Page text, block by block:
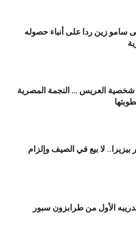
سامو زين ردا على أنباء حصوله
العريس … النجمة المصرية
لا بيع في الصيف وإلزام
الأول من طرابزون سبور